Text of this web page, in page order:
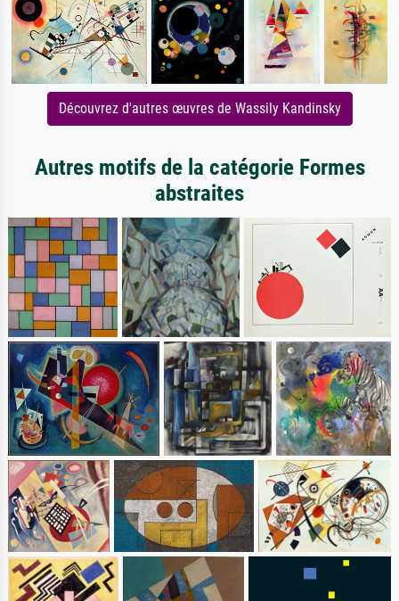
Découvrez d'autres œuvres de Wassily Kandinsky
Autres motifs de la catégorie Formes
abstraites